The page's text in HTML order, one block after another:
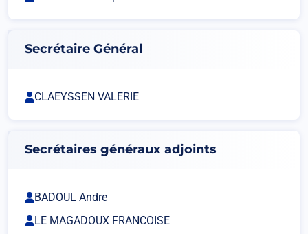
Secrétaire Général
CLAEYSSEN VALERIE
Secrétaires généraux adjoints
BADOUL Andre
LE MAGADOUX FRANCOISE